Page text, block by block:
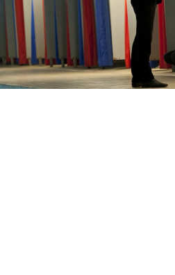
Cool Esport
Pořady
TV Program
femme“. S otevřenou
Cumberbatche, jak si po
se svojí rolí Sherlocka. A